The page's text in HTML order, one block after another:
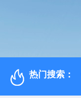
热门搜索：